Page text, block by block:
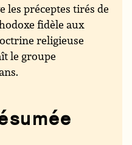
les préceptes tirés de
fidèle aux
religieuse
le groupe